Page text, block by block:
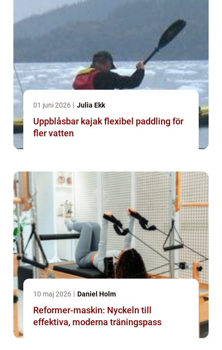
01 juni 2026 Julia Ekk
Uppblåsbar kajak flexibel paddling för
fler vatten
10 maj 2026 Daniel Holm
Reformer-maskin: Nyckeln till
effektiva, moderna träningspass